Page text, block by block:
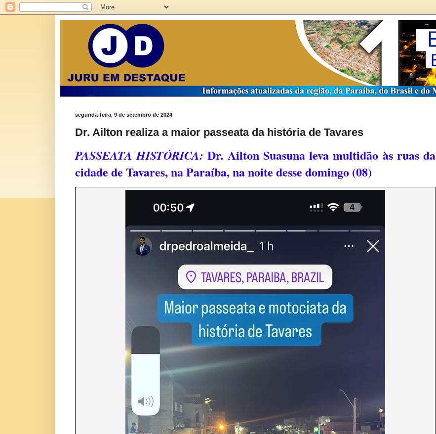
segunda-feira, 9 de setembro de 2024
Dr. Ailton realiza a maior passeata da história de Tavares
PASSEATA HISTÓRICA: Dr. Ailton Suasuna leva multidão às ruas da
cidade de Tavares, na Paraíba, na noite desse domingo (08)